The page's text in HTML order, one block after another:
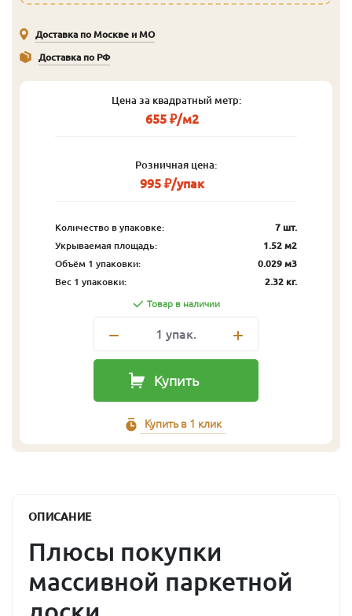
Доставка по Москве и МО
Доставка по РФ
Цена за квадратный метр:
655 ₽/м2
Розничная цена:
995 ₽/упак
Количество в упаковке:
7 шт.
Укрываемая площадь:
1.52 м2
Объём 1 упаковки:
0.029 м3
Вес 1 упаковки:
2.32 кг.
Товар в наличии
1 упак.
Купить
Купить в 1 клик
ОПИСАНИЕ
Плюсы покупки
массивной паркетной